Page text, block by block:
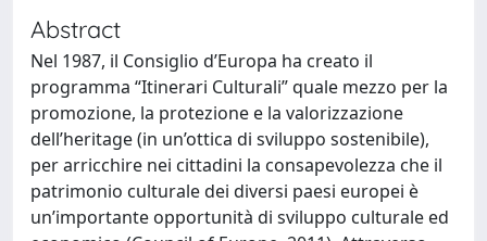
Abstract
Nel 1987, il Consiglio d’Europa ha creato il
programma “Itinerari Culturali” quale mezzo per la
promozione, la protezione e la valorizzazione
dell’heritage (in un’ottica di sviluppo sostenibile),
per arricchire nei cittadini la consapevolezza che il
patrimonio culturale dei diversi paesi europei è
un’importante opportunità di sviluppo culturale ed